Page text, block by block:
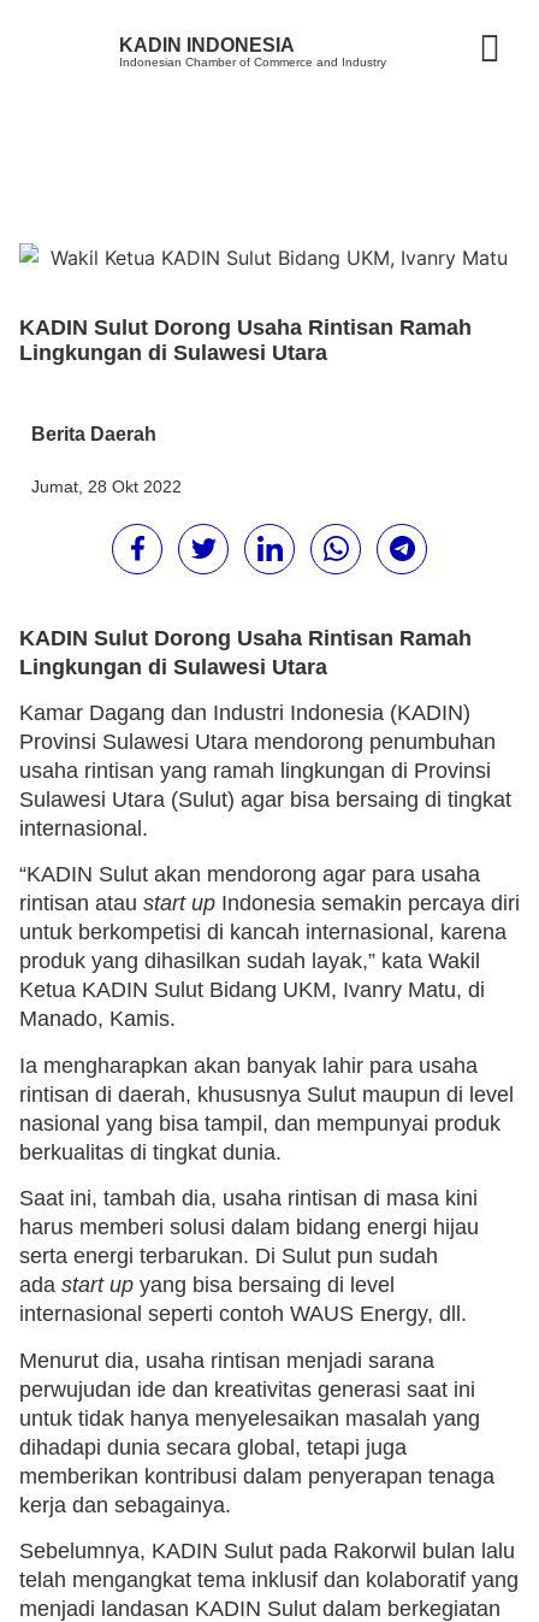
KADIN INDONESIA
Indonesian Chamber of Commerce and Industry
KADIN Sulut Dorong Usaha Rintisan Ramah
Lingkungan di Sulawesi Utara
Berita Daerah
Jumat, 28 Okt 2022
KADIN Sulut Dorong Usaha Rintisan Ramah
Lingkungan di Sulawesi Utara
Kamar Dagang dan Industri Indonesia (KADIN)
Provinsi Sulawesi Utara mendorong penumbuhan
usaha rintisan yang ramah lingkungan di Provinsi
Sulawesi Utara (Sulut) agar bisa bersaing di tingkat
internasional.
“KADIN Sulut akan mendorong agar para usaha
rintisan atau start up Indonesia semakin percaya diri
untuk berkompetisi di kancah internasional, karena
produk yang dihasilkan sudah layak,” kata Wakil
Ketua KADIN Sulut Bidang UKM, Ivanry Matu, di
Manado, Kamis.
Ia mengharapkan akan banyak lahir para usaha
rintisan di daerah, khususnya Sulut maupun di level
nasional yang bisa tampil, dan mempunyai produk
berkualitas di tingkat dunia.
Saat ini, tambah dia, usaha rintisan di masa kini
harus memberi solusi dalam bidang energi hijau
serta energi terbarukan. Di Sulut pun sudah
ada start up yang bisa bersaing di level
internasional seperti contoh WAUS Energy, dll.
Menurut dia, usaha rintisan menjadi sarana
perwujudan ide dan kreativitas generasi saat ini
untuk tidak hanya menyelesaikan masalah yang
dihadapi dunia secara global, tetapi juga
memberikan kontribusi dalam penyerapan tenaga
kerja dan sebagainya.
Sebelumnya, KADIN Sulut pada Rakorwil bulan lalu
telah mengangkat tema inklusif dan kolaboratif yang
menjadi landasan KADIN Sulut dalam berkegiatan